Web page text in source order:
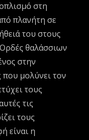
στη
πλανήτη σε
του στους
θαλάσσιων
στην
που μολύνει τον
τους
τις
τους
είναι η